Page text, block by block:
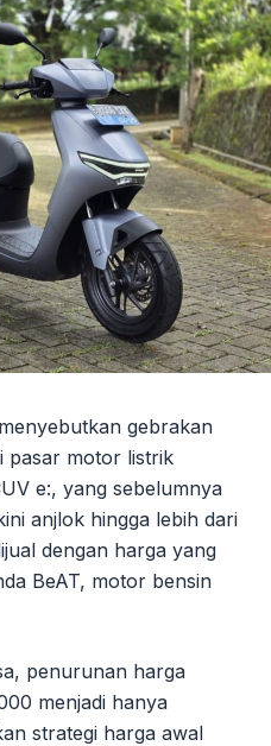
gebrakan
pasar motor listrik
e:, yang sebelumnya
anjlok hingga lebih dari
dengan harga yang
BeAT, motor bensin
penurunan harga
menjadi hanya
strategi harga awal